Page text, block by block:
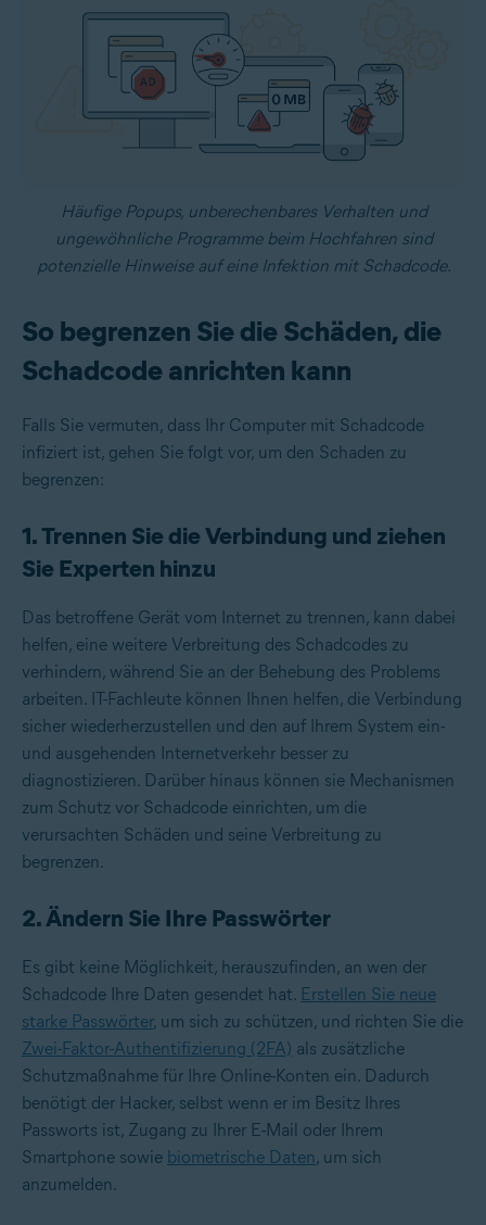
Häufige Popups, unberechenbares Verhalten und
ungewöhnliche Programme beim Hochfahren sind
potenzielle Hinweise auf eine Infektion mit Schadcode.
So begrenzen Sie die Schäden, die
Schadcode anrichten kann
Falls Sie vermuten, dass Ihr Computer mit Schadcode
infiziert ist, gehen Sie folgt vor, um den Schaden zu
begrenzen:
1. Trennen Sie die Verbindung und ziehen
Sie Experten hinzu
Das betroffene Gerät vom Internet zu trennen, kann dabei
helfen, eine weitere Verbreitung des Schadcodes zu
verhindern, während Sie an der Behebung des Problems
arbeiten. IT-Fachleute können Ihnen helfen, die Verbindung
sicher wiederherzustellen und den auf Ihrem System ein-
und ausgehenden Internetverkehr besser zu
diagnostizieren. Darüber hinaus können sie Mechanismen
zum Schutz vor Schadcode einrichten, um die
verursachten Schäden und seine Verbreitung zu
begrenzen.
2. Ändern Sie Ihre Passwörter
Es gibt keine Möglichkeit, herauszufinden, an wen der
Schadcode Ihre Daten gesendet hat. Erstellen Sie neue
starke Passwörter, um sich zu schützen, und richten Sie die
Zwei-Faktor-Authentifizierung (2FA) als zusätzliche
Schutzmaßnahme für Ihre Online-Konten ein. Dadurch
benötigt der Hacker, selbst wenn er im Besitz Ihres
Passworts ist, Zugang zu Ihrer E-Mail oder Ihrem
Smartphone sowie biometrische Daten , um sich
anzumelden.